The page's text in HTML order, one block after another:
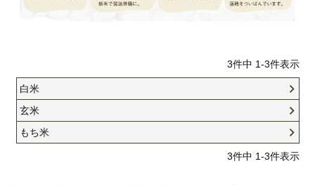
3件中 1-3件表示
白米
玄米
もち米
3件中 1-3件表示